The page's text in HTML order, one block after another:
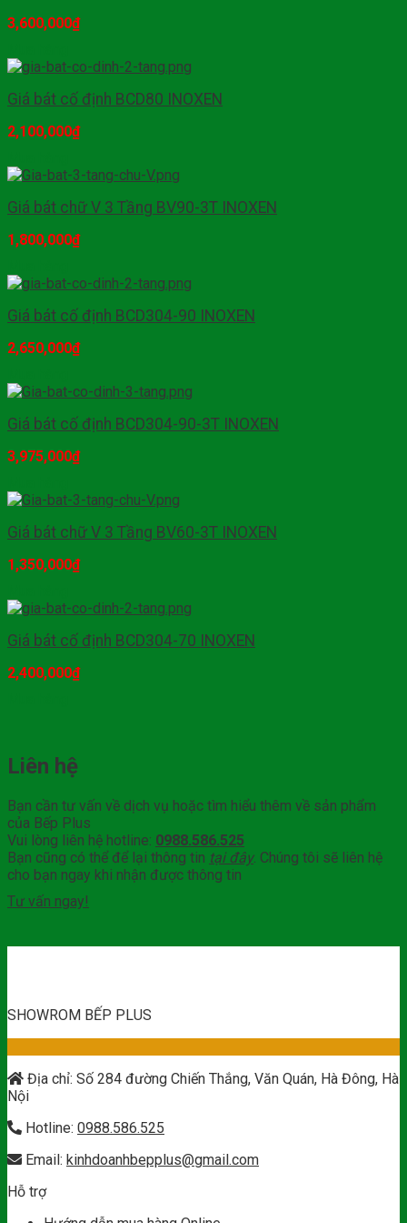
3,600,000₫
Giá bát cố định BCD80 INOXEN
2,100,000₫
Giá bát chữ V 3 Tầng BV90-3T INOXEN
1,800,000₫
Giá bát cố định BCD304-90 INOXEN
2,650,000₫
Giá bát cố định BCD304-90-3T INOXEN
3,975,000₫
Giá bát chữ V 3 Tầng BV60-3T INOXEN
1,350,000₫
Giá bát cố định BCD304-70 INOXEN
2,400,000₫
Liên hệ
Bạn cần tư vấn về dịch vụ hoặc tìm hiểu thêm về sản phẩm
của Bếp Plus
Vui lòng liên hệ hotline: 0988.586.525
Bạn cũng có thể để lại thông tin tại đây. Chúng tôi sẽ liên hệ
cho bạn ngay khi nhận được thông tin
Tư vấn ngay!
SHOWROM BẾP PLUS
Địa chỉ: Số 284 đường Chiến Thắng, Văn Quán, Hà Đông, Hà
Nội
Hotline: 0988.586.525
Email: kinhdoanhbepplus@gmail.com
Hỗ trợ